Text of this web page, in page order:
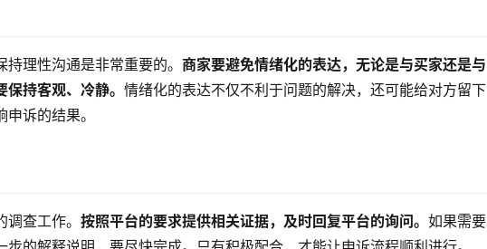
持理性沟通是非常重要的。商家要避免情绪化的表达，无论是与买家还是与
保持客观、冷静。情绪化的表达不仅不利于问题的解决，还可能给对方留下
诉的结果。
调查工作。按照平台的要求提供相关证据，及时回复平台的询问。如果需要